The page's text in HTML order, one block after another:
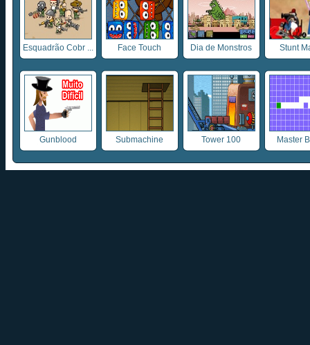
Esquadrão Cobr ... Face Touch Dia de Monstros Stunt
Gunblood Submachine Tower 100 Master